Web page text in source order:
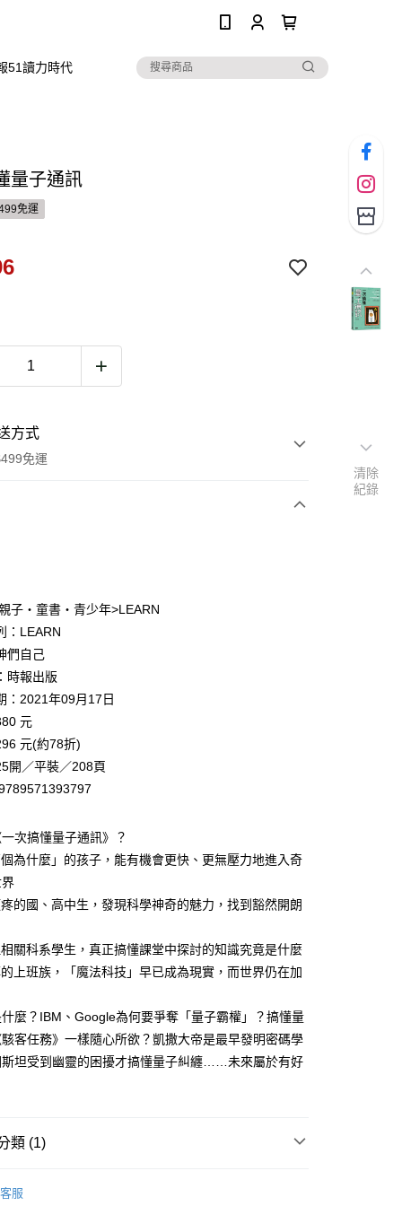
51讀力時代
量子通訊
免運
方式
免運
款
取貨
，滿NT$499(含以上)免運費
取貨
，滿NT$499(含以上)免運費
子‧童書‧青少年>LEARN
：LEARN
們自己
時報出版
：2021年09月17日
元
元(約78折)
開／平裝／208頁
次搞懂量子通訊》？
為什麼」的孩子，能有機會更快、更無壓力地進入奇
的國、高中生，發現科學神奇的魅力，找到豁然開朗
關科系學生，真正搞懂課堂中探討的知識究竟是什麼
上班族，「魔法科技」早已成為現實，而世界仍在加
麼？IBM、Google為何要爭奪「量子霸權」？搞懂量
客任務》一樣隨心所欲？凱撒大帝是最早發明密碼學
斯坦受到幽靈的困擾才搞懂量子糾纏……未來屬於有好
類 (1)
客服
清除
紀錄